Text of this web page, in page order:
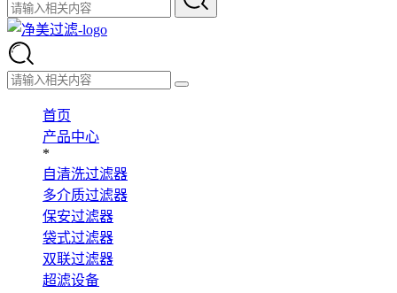
首页
产品中心
*
自清洗过滤器
多介质过滤器
保安过滤器
袋式过滤器
双联过滤器
超滤设备